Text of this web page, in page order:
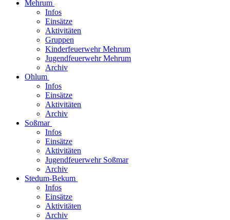
Mehrum
Infos
Einsätze
Aktivitäten
Gruppen
Kinderfeuerwehr Mehrum
Jugendfeuerwehr Mehrum
Archiv
Ohlum
Infos
Einsätze
Aktivitäten
Archiv
Soßmar
Infos
Einsätze
Aktivitäten
Jugendfeuerwehr Soßmar
Archiv
Stedum-Bekum
Infos
Einsätze
Aktivitäten
Archiv